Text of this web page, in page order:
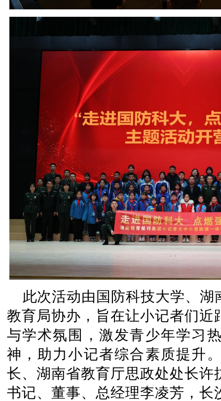
此次活动由国防科技大学、
教育局协办，旨在让小记者们
与学术氛围，激发青少年学习
神，助力小记者综合素质提升
长、湖南省教育厅思政处处长
书记、董事、总经理李凌芳，